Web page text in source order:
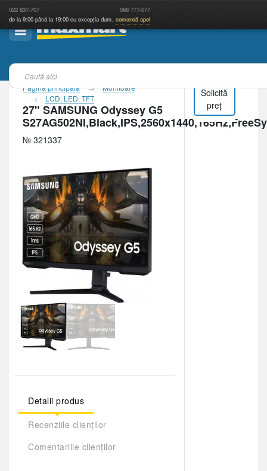
022 837-707 068 777-077
de la 9:00 până la 19:00 cu excepția dum. comandă apel
Pagina principală
Monitoare
LCD, LED, TFT
27" SAMSUNG Odyssey G5
№ 321337
Detalii produs
Recenziile clienților
Comentariile clienților
Solicită
preț